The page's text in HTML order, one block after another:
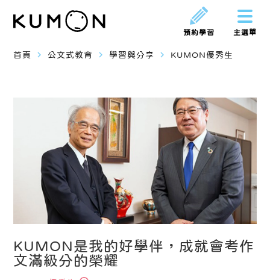
主選單
預約學習
首頁 navigate_next 公文式教育 navigate_next 學習與分享 navigate_next KUMON優秀生
KUMON是我的好學伴，成就會考作
文滿級分的榮耀